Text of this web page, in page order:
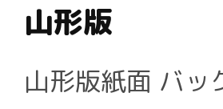
山形版
山形版紙面 バッ